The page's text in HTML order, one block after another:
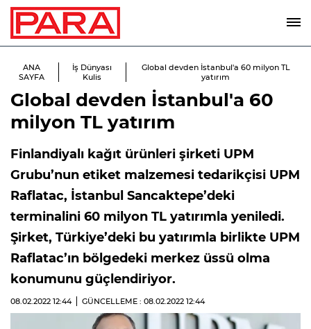
ANA
SAYFA
İş Dünyası
Kulis
Global devden İstanbul'a 60 milyon TL
yatırım
Global devden İstanbul'a 60
milyon TL yatırım
Finlandiyalı kağıt ürünleri şirketi UPM
Grubu’nun etiket malzemesi tedarikçisi UPM
Raflatac, İstanbul Sancaktepe’deki
terminalini 60 milyon TL yatırımla yeniledi.
Şirket, Türkiye’deki bu yatırımla birlikte UPM
Raflatac’ın bölgedeki merkez üssü olma
konumunu güçlendiriyor.
08.02.2022 12:44 GÜNCELLEME : 08.02.2022 12:44